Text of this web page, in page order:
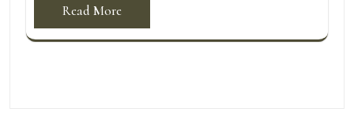
Read More